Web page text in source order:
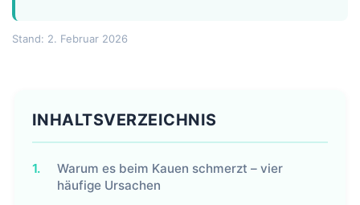
Stand: 2. Februar 2026
INHALTSVERZEICHNIS
1.
Warum es beim Kauen schmerzt – vier
häufige Ursachen